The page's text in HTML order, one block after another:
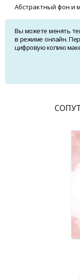
Абстрактный фон и
Вы можете менять
в режиме онлайн.
цифровую копию